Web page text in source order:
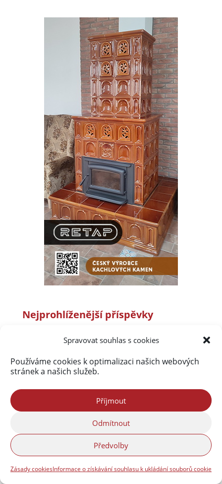
Spravovat souhlas s cookies
Používáme cookies k optimalizaci našich webových
stránek a našich služeb.
Příjmout
Odmítnout
Předvolby
Zásady cookiesInformace o získávání souhlasu k ukládání souborů cookie
Nejprohlíženější příspěvky
Fotogalerie a virtuální prohlídky (117 419)
Nová obsáhlá fotogalerie Frýdlantska
O Jizerských horách bude přednášet František
Frýdlant(38 024)
Co se vyrábělo v Pekelské porcelánce(37 000)